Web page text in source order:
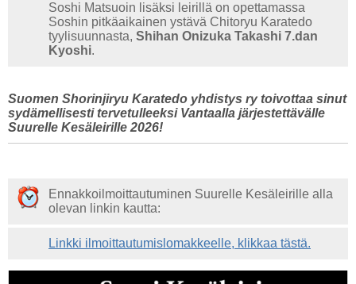
Soshi Matsuoin lisäksi leirillä on opettamassa
Soshin pitkäaikainen ystävä Chitoryu Karatedo
tyylisuunnasta, Shihan Onizuka Takashi 7.dan
Kyoshi.
Suomen Shorinjiryu Karatedo yhdistys ry toivottaa sinut
sydämellisesti tervetulleeksi Vantaalla järjestettävälle
Suurelle Kesäleirille 2026!
Ennakkoilmoittautuminen Suurelle Kesäleirille alla
olevan linkin kautta:
Linkki ilmoittautumislomakkeelle, klikkaa tästä.